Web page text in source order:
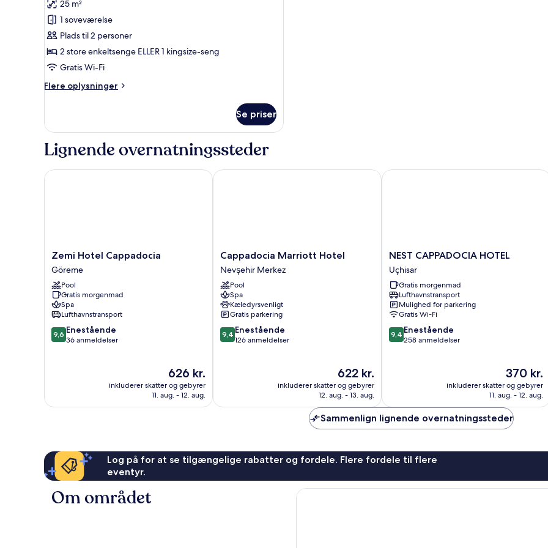
billeder
af
Underground
Cave
Room
25 m²
1 soveværelse
Plads til 2 personer
2 store enkeltsenge ELLER 1 kingsize-seng
Gratis Wi-Fi
Flere oplysninger
Flere
Cave
Se priser
Lignende overnatningssteder
Zemi
Hotel
Cappadocia
Göreme
Zemi Hotel Cappadocia
Göreme
Pool
Gratis morgenmad
Spa
Lufthavnstransport
9.6
ud
9,6 Enestående
36 anmeldelser
Prisen
er
626 kr.
626 kr.
inkluderer skatter og gebyrer
11. aug. - 12. aug.
Zemi Hotel Cappadocia
Cappadocia
Marriott
Hotel
Nevşehir
Merkez
Cappadocia Marriott Hotel
Nevşehir Merkez
Pool
Spa
Kæledyrsvenligt
Gratis parkering
9.4
ud
9,4 Enestående
126 anmeldelser
Prisen
er
622 kr.
622 kr.
inkluderer skatter og gebyrer
12. aug. - 13. aug.
Cappadocia Marriott Hotel
NEST
CAPPADOCIA
HOTEL
Uçhisar
NEST CAPPADOCIA HOTEL
Uçhisar
Gratis morgenmad
Lufthavnstransport
Mulighed for parkering
Gratis Wi-Fi
9.4
ud
9,4 Enestående
258 anmeldelser
Prisen
er
370 kr.
370 kr.
inkluderer skatter og gebyrer
11. aug. - 12. aug.
NEST CAPPADOCIA HOTEL
Sammenlign lignende overnatningssteder
Log på for at se tilgængelige rabatter og fordele. Flere fordele til flere
eventyr.
Om området